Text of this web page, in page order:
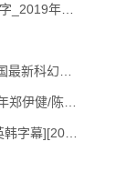
最新动作大片
险动作大片]
最新动作大片]
悚冒险动作大片]